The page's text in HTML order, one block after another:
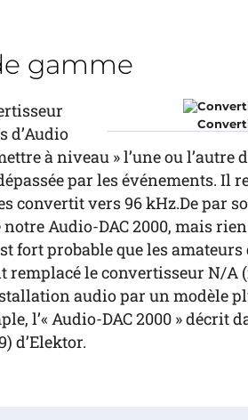
gamme
d’Audio
à niveau » l’une ou l’autre
par les événements. Il
convertit vers 96 kHz.De par
Audio-DAC 2000, mais
fort probable que les amateurs
remplacé le convertisseur N/
audio par un modèle
l’« Audio-DAC 2000 » décrit
d’Elektor.